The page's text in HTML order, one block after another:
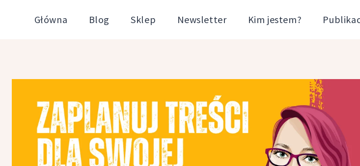
Główna Blog Sklep Newsletter Kim jestem?